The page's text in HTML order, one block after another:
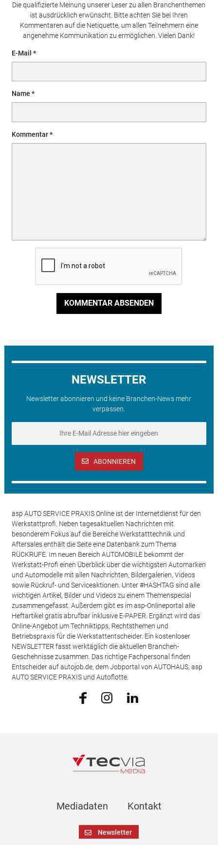
Die qualifizierte Meinung unserer Leser zu allen Branchenthemen
ist ausdrücklich erwünscht. Bitte achten Sie bei Ihren
Kommentaren auf die Netiquette, um allen Teilnehmern eine
angenehme Kommunikation zu ermöglichen. Vielen Dank!
E-Mail
Name
Kommentar
KOMMENTAR ABSENDEN
NEWSLETTER
Newsletter abonnieren und keine Branchen-News mehr
verpassen.
ABONNIEREN
asp AUTO SERVICE PRAXIS Online ist der Internetdienst für den
Werkstattprofi. Neben tagesaktuellen Nachrichten mit
besonderem Fokus auf die Bereiche Werkstatttechnik und
Aftersales enthält die Seite eine Datenbank zum Thema
RÜCKRUFE. Im neuen Bereich AUTOMOBILE bekommt der
Werkstatt-Profi einen Überblick über die wichtigsten Automarken
und Automodelle mit allen Nachrichten, Bildergalerien, Videos
sowie Rückruf- und Serviceaktionen. Unter #HASHTAG sind alle
wichtigen Artikel, Bilder und Videos zu einem Themenspecial
zusammengefasst. Außerdem gibt es im asp-Onlineportal alle
Heftartikel gratis abrufbar inklusive E-PAPER. Ergänzt wird das
Online-Angebot um Techniktipps, Rechtsthemen und
Betriebspraxis für die Werkstattentscheider. Ein kostenloser
NEWSLETTER fasst werktäglich die aktuellen Branchen-
Geschehnisse zusammen. Das richtige Fachpersonal finden
Entscheider auf autojob.de, dem Jobportal von AUTOHAUS, asp
AUTO SERVICE PRAXIS und Autoflotte.
Mediadaten Kontakt
Newsletter